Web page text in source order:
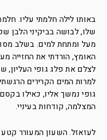
באותו לילה חלמתי עליו.
שלו, לבושה בביקיני הלבן
מעל ומתחת למים. בשלב
האומץ, הורדתי את החזייה
לצלם את פלג גופי
למרות המים הקרירים
גופי נמשך אליו, כאילו
המצלמה, קודחות בעיניי.
לעזאזל. השעון המעורר